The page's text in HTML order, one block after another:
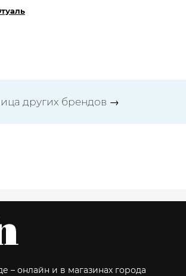
других брендов →
– онлайн и в магазинах города